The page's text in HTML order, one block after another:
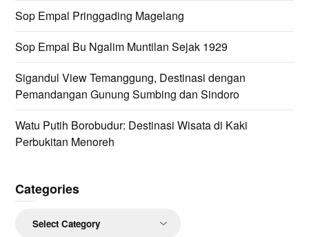
Sop Empal Pringgading Magelang
Sop Empal Bu Ngalim Muntilan Sejak 1929
Sigandul View Temanggung, Destinasi dengan
Pemandangan Gunung Sumbing dan Sindoro
Watu Putih Borobudur: Destinasi Wisata di Kaki
Perbukitan Menoreh
Categories